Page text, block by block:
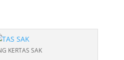
KERTAS SAK